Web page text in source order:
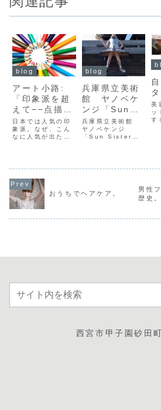
blog
アート小路:
「印象派を超
えて−−点描の
画家たち」展
日本では人気の印
象派。なぜ、こん
なに人気が出たの
す。うん！？あ
れ？日本画が印象
派に影響を与えた
んでしたっけ？そ
描画です。点描画
blog
兵庫県立美術
館 ヤノベケ
ンジ「Sun
Sister」
兵庫県立美術館
ヤノベケンジ
「Sun Sister」
去されてしまった
「Sun Child」の
ッセージって見る
美
ッ
す
て
家
の
おうちでヘアケア。
男性
歴史。
西宮市甲子園砂田